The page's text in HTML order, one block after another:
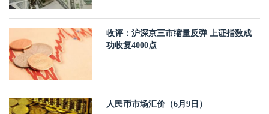
收评：沪深京三市缩量反弹 上证指数成
功收复4000点
人民币市场汇价（6月9日）